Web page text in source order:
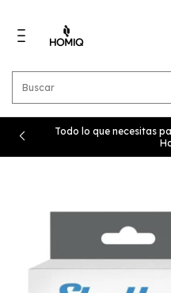
Todo lo que necesitas